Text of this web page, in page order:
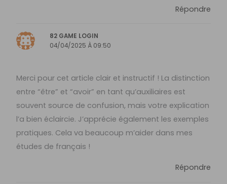
Répondre
82 GAME LOGIN
04/04/2025 À 09:50
Merci pour cet article clair et instructif ! La distinction
entre “être” et “avoir” en tant qu’auxiliaires est
souvent source de confusion, mais votre explication
l’a bien éclaircie. J’apprécie également les exemples
pratiques. Cela va beaucoup m’aider dans mes
études de français !
Répondre